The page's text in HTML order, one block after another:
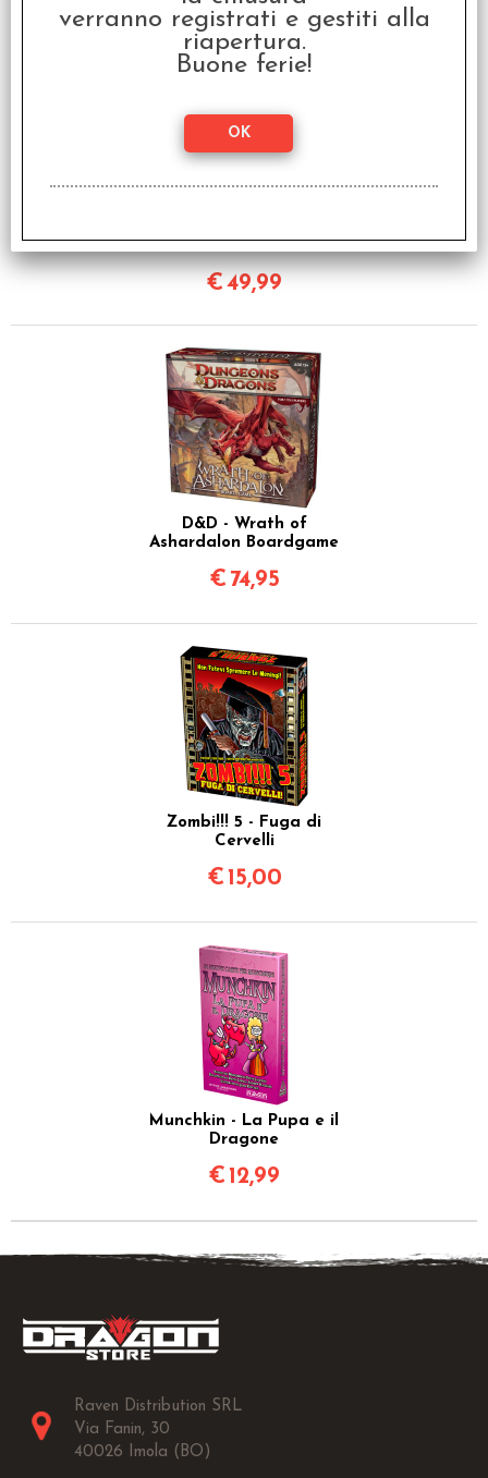
€49,99
D&D - Wrath of
Ashardalon Boardgame
€ 74,95
Zombi!!! 5 - Fuga di
Cervelli
€ 15,00
Munchkin - La Pupa e il
Dragone
€ 12,99
Raven Distribution SRL
Via Fanin, 30
40026 Imola (BO)
verranno registrati e gestiti alla
riapertura.
Buone ferie!